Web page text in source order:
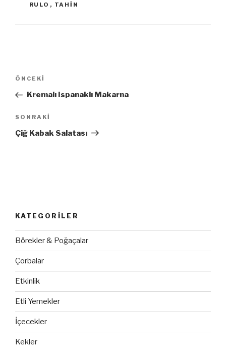
RULO , TAHIN
Yazı
Önceki
Yazı
ÖNCEKI
Kremalı Ispanaklı Makarna
Sonraki
Yazı
SONRAKI
Çiğ Kabak Salatası
KATEGORILER
Börekler & Poğaçalar
Çorbalar
Etkinlik
Etli Yemekler
İçecekler
Kekler